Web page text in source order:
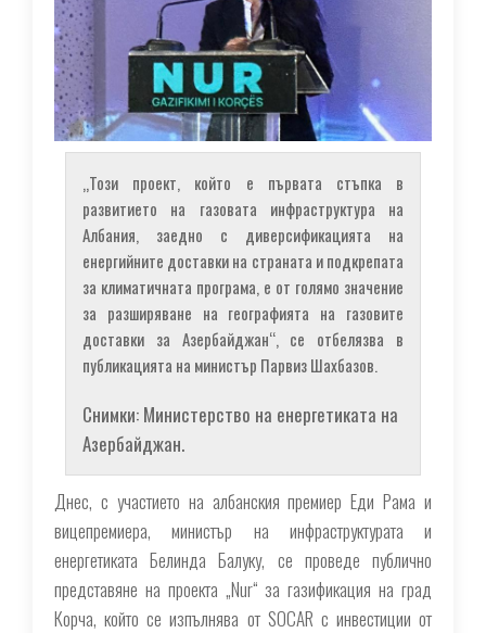
„Този ​​проект, който е първата стъпка в
развитието на газовата инфраструктура на
Албания, заедно с диверсификацията на
енергийните доставки на страната и подкрепата
за климатичната програма, е от голямо значение
за разширяване на географията на газовите
доставки за Азербайджан“, се отбелязва в
публикацията на министър Парвиз Шахбазов.
Снимки: Министерство на енергетиката на
Азербайджан.
Днес, с участието на албанския премиер Еди Рама и
вицепремиера, министър на инфраструктурата и
енергетиката Белинда Балуку, се проведе публично
представяне на проекта „Nur“ за газификация на град
Корча, който се изпълнява от SOCAR с инвестиции от